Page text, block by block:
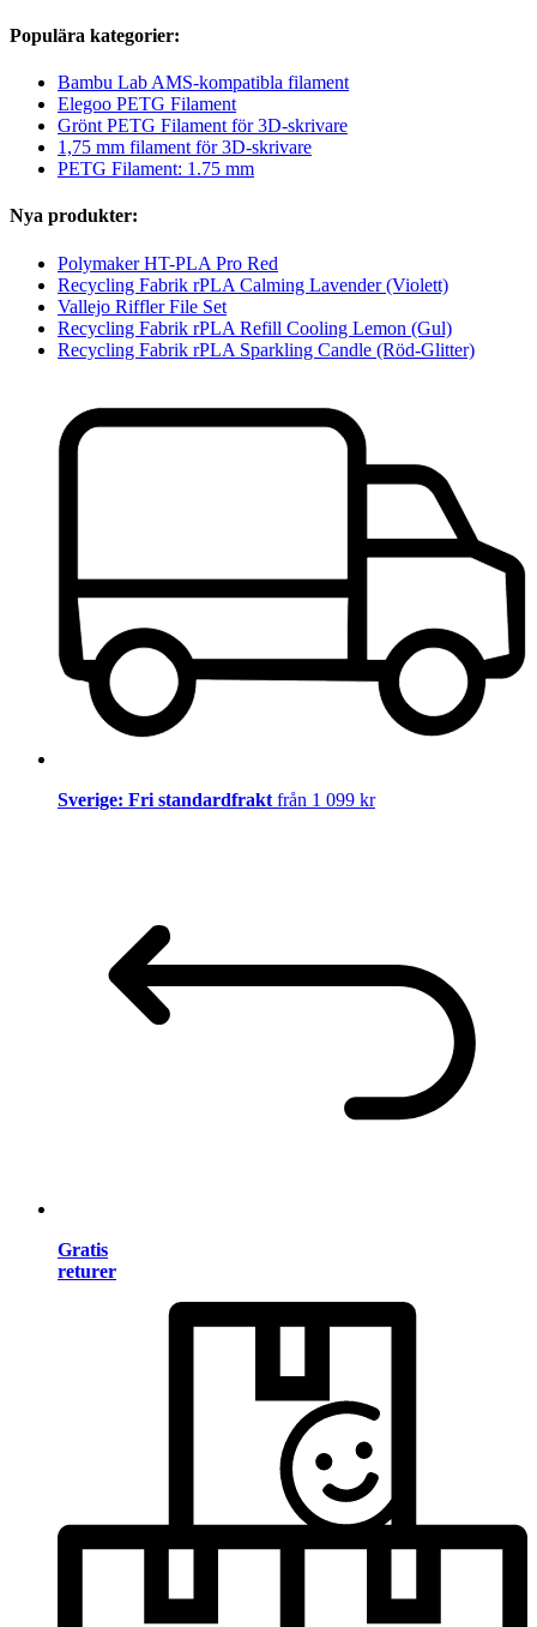
Populära kategorier:
Bambu Lab AMS-kompatibla filament
Elegoo PETG Filament
Grönt PETG Filament för 3D-skrivare
1,75 mm filament för 3D-skrivare
PETG Filament: 1.75 mm
Nya produkter:
Polymaker HT-PLA Pro Red
Recycling Fabrik rPLA Calming Lavender (Violett)
Vallejo Riffler File Set
Recycling Fabrik rPLA Refill Cooling Lemon (Gul)
Recycling Fabrik rPLA Sparkling Candle (Röd-Glitter)
Sverige: Fri standardfrakt från 1 099 kr
Gratis
returer